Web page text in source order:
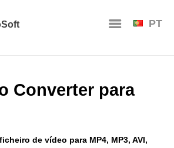
PT
Converter para
de vídeo para MP4, MP3, AVI,